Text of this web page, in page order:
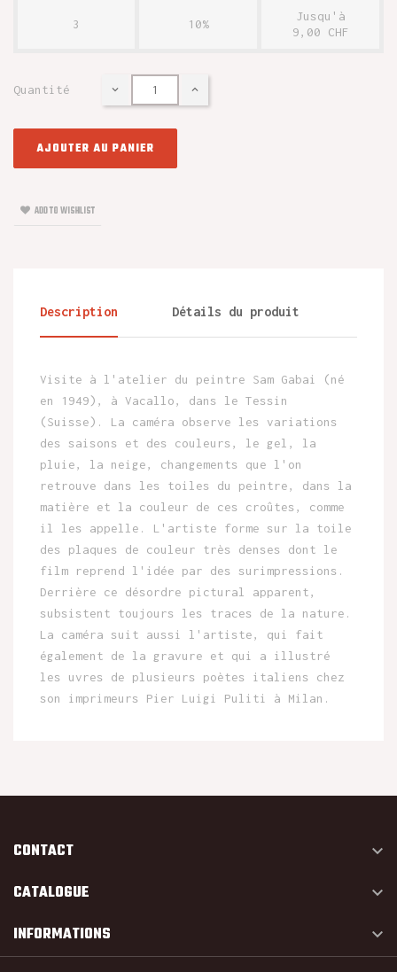
3 10%
Jusqu'à
9,00 CHF
Quantité
AJOUTER AU PANIER
ADD TO WISHLIST
Description Détails du produit
Visite à l'atelier du peintre Sam Gabai (né
en 1949), à Vacallo, dans le Tessin
(Suisse). La caméra observe les variations
des saisons et des couleurs, le gel, la
pluie, la neige, changements que l'on
retrouve dans les toiles du peintre, dans la
matière et la couleur de ces croûtes, comme
il les appelle. L'artiste forme sur la toile
des plaques de couleur très denses dont le
film reprend l'idée par des surimpressions.
Derrière ce désordre pictural apparent,
subsistent toujours les traces de la nature.
La caméra suit aussi l'artiste, qui fait
également de la gravure et qui a illustré
les uvres de plusieurs poètes italiens chez
son imprimeurs Pier Luigi Puliti à Milan.
CONTACT 
CATALOGUE 
INFORMATIONS 